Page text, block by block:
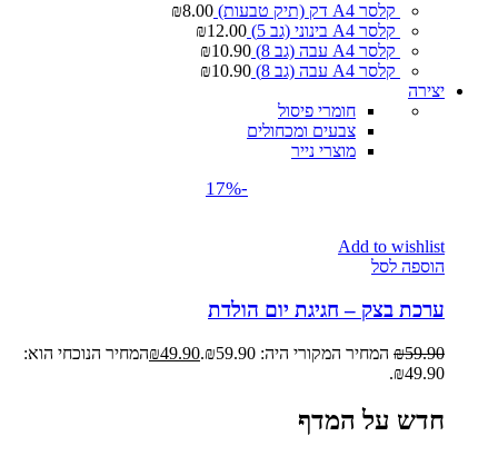
קלסר A4 דק (תיק טבעות) ₪8.00
קלסר A4 בינוני (גב 5)
₪12.00
קלסר A4 עבה (גב 8)
₪10.90
קלסר A4 עבה (גב 8)
₪10.90
יצירה
חומרי פיסול
צבעים ומכחולים
מוצרי נייר
-17%
Add to wishlist
הוספה לסל
ערכת בצק – חגיגת יום הולדת
₪59.90 המחיר המקורי היה: ₪59.90. ₪49.90
המחיר הנוכחי הוא:
₪49.90.
חדש על המדף